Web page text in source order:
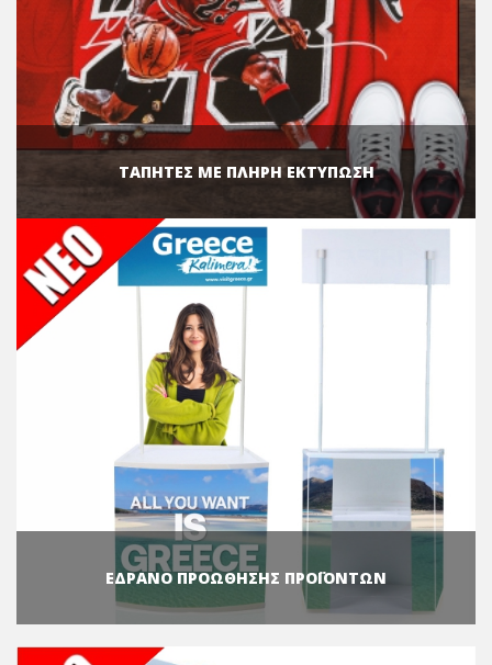
ΤΑΠΗΤΕΣ ΜΕ ΠΛΗΡΗ ΕΚΤΥΠΩΣΗ
ΕΔΡΑΝΟ ΠΡΟΩΘΗΣΗΣ ΠΡΟΪΟΝΤΩΝ